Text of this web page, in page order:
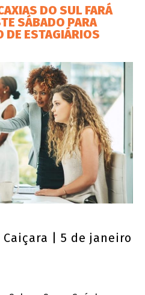
DO SUL FARÁ
SÁBADO PARA
DE ESTAGIÁRIOS
| 5 de janeiro